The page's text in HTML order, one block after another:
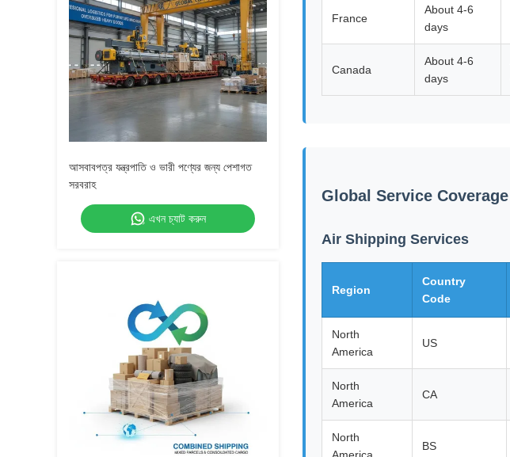
আসবাবপত্র যন্ত্রপাতি ও ভারী পণ্যের জন্য পেশাগত
সরবরাহ
এখন চ্যাট করুন
France
About 4-6
days
Canada
About 4-6
days
Global Service Coverage
Air Shipping Services
Region
Country
Code
North
America
US
North
America
CA
North
BS